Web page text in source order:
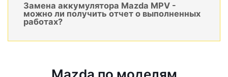
Замена аккумулятора Mazda MPV -
можно ли получить отчет о выполненных
работах?